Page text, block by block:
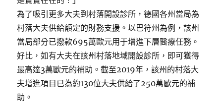
為了吸引更多大夫到村落開設診所，德國各州當局為
村落大夫供給額定的財務支援。以巴符州為例，該州
當局部分已撥款695萬歐元用于增進下層醫療任務。
好比，如有大夫在該州村落地域開設診所，即可獲得
最高達3萬歐元的補助。截至2019年，該州的村落大
夫增進項目已為約130位大夫供給了250萬歐元的補
助。